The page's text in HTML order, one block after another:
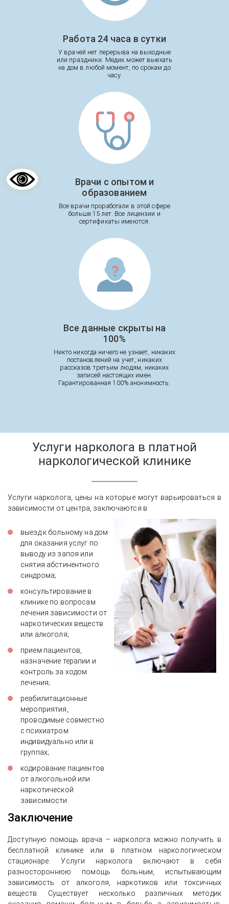
Работа 24 часа в сутки
У врачей нет перерыва на выходные
или праздники. Медик может выехать
на дом в любой момент, по срокам до
часу.
Врачи с опытом и
образованием
Все врачи проработали в этой сфере
больше 15 лет. Все лицензии и
сертификаты имеются.
Все данные скрыты на
100%
Никто никогда ничего не узнает, никаких
постановлений на учет, никаких
рассказов третьим людям, никаких
записей настоящих имен.
Гарантированная 100% анонимность.
Услуги нарколога в платной
наркологической клинике
Услуги нарколога, цены на которые могут варьироваться в
зависимости от центра, заключаются в:
выезд к больному на дом
для оказания услуг по
выводу из запоя или
снятия абстинентного
синдрома;
консультирование в
клинике по вопросам
лечения зависимости от
наркотических веществ
или алкоголя;
прием пациентов,
назначение терапии и
контроль за ходом
лечения;
реабилитационные
мероприятия,
проводимые совместно
с психиатром
индивидуально или в
группах;
кодирование пациентов
от алкогольной или
наркотической
зависимости.
Заключение
Доступную помощь врача – нарколога можно получить в
бесплатной клинике или в платном наркологическом
стационаре. Услуги нарколога включают в себя
разностороннюю помощь больным, испытывающим
зависимость от алкоголя, наркотиков или токсичных
веществ. Существует несколько различных методик